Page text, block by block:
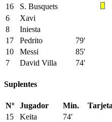
16
S. Busquets
6
Xavi
8
Iniesta
17
Pedrito 79′
10
Messi 85′
7
David Villa 74′
Suplentes
Nº Jugador Min.
15
Keita 74′